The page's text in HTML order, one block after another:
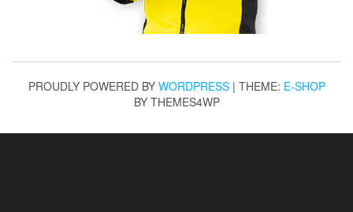
PROUDLY POWERED BY WORDPRESS | THEME: E-SHOP
BY THEMES4WP